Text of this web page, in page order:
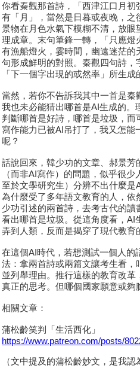
你看秦觀那首詩，「西津江口月
有「月」，當然是日暮或夜晚，之
景物在月色水氣下模糊不清，放
理成章。末句筆鋒一轉，「只應燈
有漁船燈火，霎時間，幽遠迷茫
句形成鮮明的對照。秦觀四句詩
「下一個字出現的或然率」所生成
當然，若你不告訴我其中一首是秦
我也未必能猜出哪首是AI生成的。
判斷哪首是好詩，哪首是垃圾，
寫作能力已被AI吊打了，我又怎能
呢？
話說回來，韓少功的文章、郝景
（而非AI寫作）的問題，似乎很
至於文學研究生）分辨不出什麼是
為什麼受了多年語文教育的人，
少功引述的兩首詩，去考古代的
看出哪首是垃圾。從這角度看，AI
弄到人類，反而是揭穿了現代教育
在這個AI時代，若想測試一個人的
法：拿兩首詩或兩篇文讓考生看，
並列舉理由。推行這樣的教育改
真正的思考。但哪個國家願意或夠
相關文章：
蒲松齡笑判「生活西化」
https://www.patreon.com/posts/
（文中提及的蒲松齡妙文，是我